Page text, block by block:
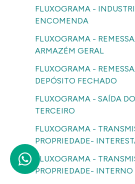
FLUXOGRAMA -
ENCOMENDA
FLUXOGRAMA -
ARMAZÉM GERAL
FLUXOGRAMA -
DEPÓSITO FECHADO
FLUXOGRAMA - SAÍDA
TERCEIRO
FLUXOGRAMA -
PROPRIEDADE-
FLUXOGRAMA -
PROPRIEDADE- INTERNO